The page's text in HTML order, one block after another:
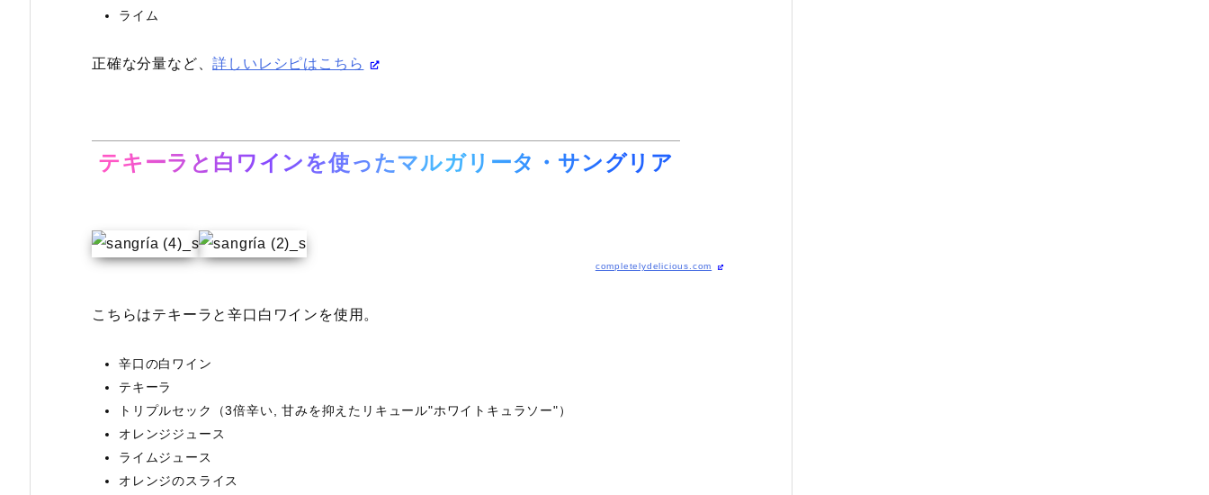
ライム
正確な分量など、詳しいレシピはこちら
テキーラと白ワインを使ったマルガリータ・サングリア
completelydelicious.com
こちらはテキーラと辛口白ワインを使用。
辛口の白ワイン
テキーラ
トリプルセック（3倍辛い, 甘みを抑えたリキュール"ホワイトキュラソー"）
オレンジジュース
ライムジュース
オレンジのスライス